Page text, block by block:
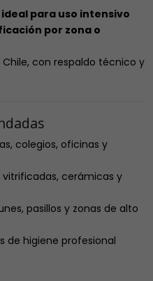
para uso intensivo
por zona o
con respaldo técnico y
colegios, oficinas y
cerámicas y
pasillos y zonas de alto
de higiene profesional